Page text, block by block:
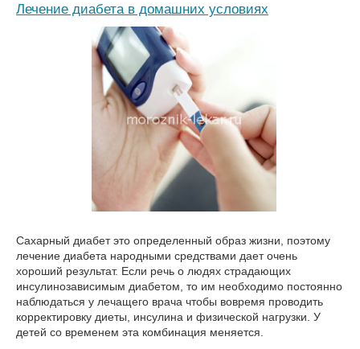
Лечение диабета в домашних условиях
Сахарный диабет это определенный образ жизни, поэтому
лечение диабета народными средствами дает очень
хороший результат. Если речь о людях страдающих
инсулинозависимым диабетом, то им необходимо постоянно
наблюдаться у лечащего врача чтобы вовремя проводить
корректировку диеты, инсулина и физической нагрузки. У
детей со временем эта комбинация меняется.